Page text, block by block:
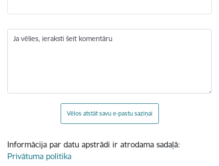
Ja vēlies, ieraksti šeit komentāru
Vēlos atstāt savu e-pastu saziņai
Informācija par datu apstrādi ir atrodama sadaļā:
Privātuma politika